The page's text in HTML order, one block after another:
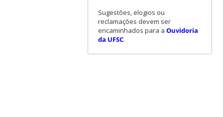
Sugestões, elogios ou
reclamações devem ser
encaminhados para a Ouvidoria
da UFSC.